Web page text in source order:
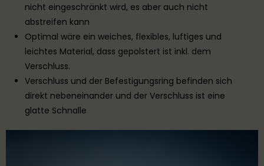
nicht eingeschränkt wird, es aber auch nicht
abstreifen kann
Optimal wäre ein weiches, flexibles, luftiges und
leichtes Material, dass gepolstert ist inkl. dem
Verschluss.
Verschluss und der Befestigungsring befinden sich
direkt nebeneinander und der Verschluss ist eine
glatte Schnalle